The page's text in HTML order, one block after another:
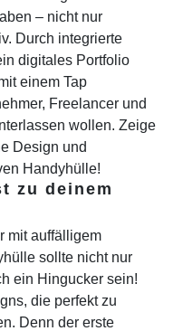
– nicht nur
Durch integrierte
digitales Portfolio
einem Tap
Freelancer und
wollen. Zeige
Design und
Handyhülle!
zu deinem
mit auffälligem
sollte nicht nur
ein Hingucker sein!
die perfekt zu
Denn der erste